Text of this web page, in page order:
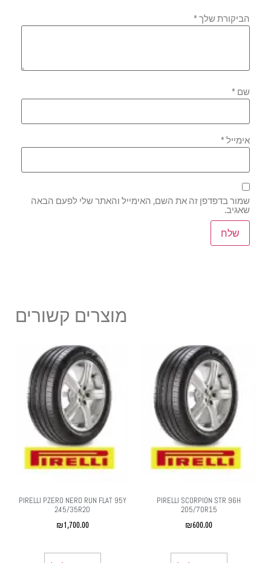
הביקורת שלך*
שם*
אימייל*
שמור בדפדפן זה את השם, האימייל והאתר שלי לפעם הבאה
שאגיב.
מוצרים קשורים
PIRELLI SCORPION STR 96H
205/70R15
₪600.00
PIRELLI PZERO NERO RUN FLAT 95Y
245/35R20
₪1,700.00